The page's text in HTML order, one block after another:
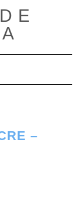
navegación
–